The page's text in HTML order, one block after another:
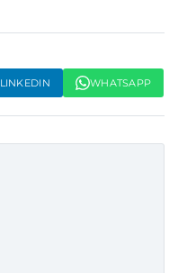
LINKEDIN WHATSAPP